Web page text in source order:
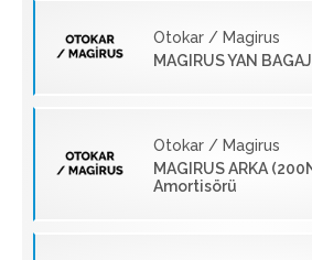
Otokar / Magirus
MAGIRUS YAN
Otokar / Magirus
MAGIRUS ARKA
Amortisörü